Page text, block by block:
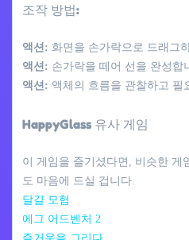
조작 방법:
액션: 화면을 손가락으로 드래그
액션: 손가락을 떼어 선을 완성합
액션: 액체의 흐름을 관찰하고 필
HappyGlass 유사 게임
이 게임을 즐기셨다면, 비슷한 게
도 마음에 드실 겁니다.
달걀 모험
에그 어드벤처 2